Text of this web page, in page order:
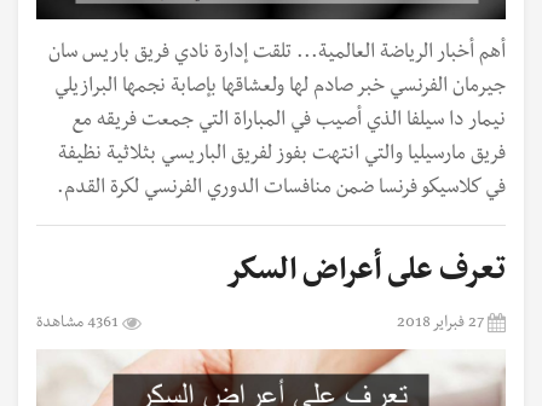
أهم أخبار الرياضة العالمية... تلقت إدارة نادي فريق باريس سان
جيرمان الفرنسي خبر صادم لها ولعشاقها بإصابة نجمها البرازيلي
نيمار دا سيلفا الذي أصيب في المباراة التي جمعت فريقه مع
فريق مارسيليا والتي انتهت بفوز لفريق الباريسي بثلاثية نظيفة
في كلاسيكو فرنسا ضمن منافسات الدوري الفرنسي لكرة القدم.
تعرف على أعراض السكر
27 فبراير 2018 4361 مشاهدة